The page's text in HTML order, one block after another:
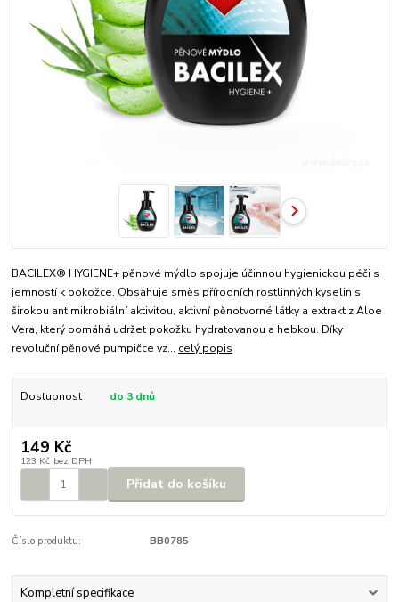
BACILEX® HYGIENE+ pěnové mýdlo spojuje účinnou hygienickou péči s
jemností k pokožce. Obsahuje směs přírodních rostlinných kyselin s
širokou antimikrobiální aktivitou, aktivní pěnotvorné látky a extrakt z Aloe
Vera, který pomáhá udržet pokožku hydratovanou a hebkou. Díky
revoluční pěnové pumpičce vz... celý popis
Dostupnost do 3 dnů
149 Kč
123 Kč bez DPH
Přidat do košíku
Číslo produktu: BB0785
Kompletní specifikace